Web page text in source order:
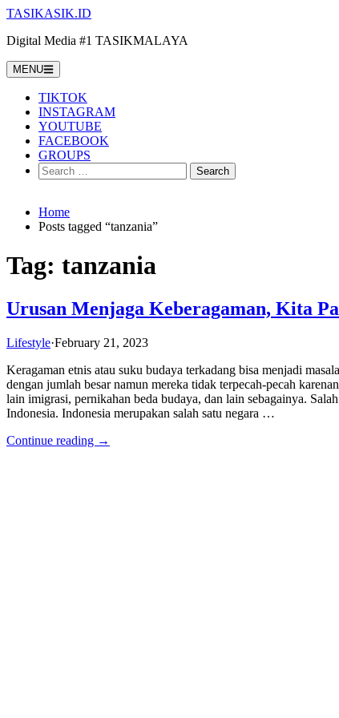
Skip
content
TASIKASIK.ID
Digital Media #1 TASIKMALAYA
MENU
TIKTOK
INSTAGRAM
YOUTUBE
FACEBOOK
GROUPS
Search
for:
Home
Posts tagged “tanzania”
Tag: tanzania
Urusan Menjaga Keberagaman, Kita
Lifestyle·February 21, 2023
Keragaman etnis atau suku budaya terkadang bisa menjadi
dengan jumlah besar namun mereka tidak terpecah-pecah
lain imigrasi, pernikahan beda budaya, dan lain sebagainya.
Indonesia. Indonesia merupakan salah satu negara …
Continue reading →